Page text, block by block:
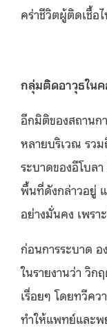
คร่าชีวิตผู้ติดเชื้อ
กลุ่มติดอาวุธในค
อีกมิติของสถานก
หลายบริเวณ รว
ระบาดของอีโบล
พื้นที่ดังกล่าวอยู่
อย่างมั่นคง เพร
ก่อนการระบาด
ในรายงานว่า วิก
เรื่อยๆ โดยทวีค
ทำให้แพทย์และ